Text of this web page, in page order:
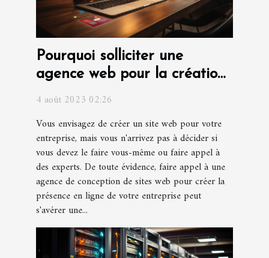
Pourquoi solliciter une
agence web pour la création
d'un site web pour votre
4 août 2023 02:26
Vous envisagez de créer un site web pour votre
entreprise, mais vous n'arrivez pas à décider si
vous devez le faire vous-même ou faire appel à
des experts. De toute évidence, faire appel à une
agence de conception de sites web pour créer la
présence en ligne de votre entreprise peut
s'avérer une...